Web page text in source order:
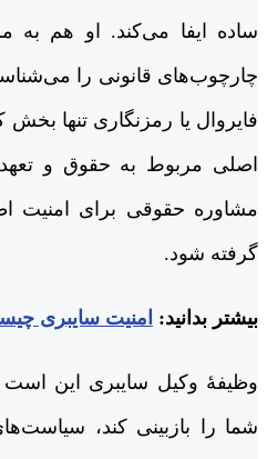
ساده ایفا می‌کند. او هم
چارچوب‌های قانونی را
فایروال یا رمزنگاری تنها
اصلی مربوط به حقوق و
مشاوره حقوقی برای امنیت
گرفته شود.
بیشتر بدانید: امنیت سایبری
وظیفۀ وکیل سایبری این است
شما را بازبینی کند،